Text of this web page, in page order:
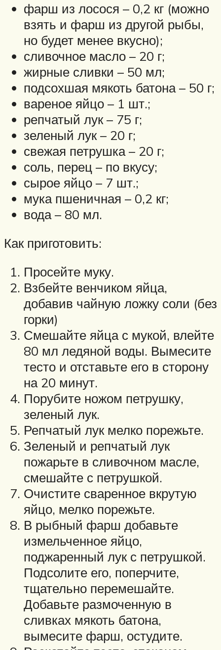
фарш из лосося – 0,2 кг (можно
взять и фарш из другой рыбы,
но будет менее вкусно);
сливочное масло – 20 г;
жирные сливки – 50 мл;
подсохшая мякоть батона – 50 г;
вареное яйцо – 1 шт.;
репчатый лук – 75 г;
зеленый лук – 20 г;
свежая петрушка – 20 г;
соль, перец – по вкусу;
сырое яйцо – 7 шт.;
мука пшеничная – 0,2 кг;
вода – 80 мл.
Как приготовить:
Просейте муку.
Взбейте венчиком яйца,
добавив чайную ложку соли (без
горки)
Смешайте яйца с мукой, влейте
80 мл ледяной воды. Вымесите
тесто и отставьте его в сторону
на 20 минут.
Порубите ножом петрушку,
зеленый лук.
Репчатый лук мелко порежьте.
Зеленый и репчатый лук
пожарьте в сливочном масле,
смешайте с петрушкой.
Очистите сваренное вкрутую
яйцо, мелко порежьте.
В рыбный фарш добавьте
измельченное яйцо,
поджаренный лук с петрушкой.
Подсолите его, поперчите,
тщательно перемешайте.
Добавьте размоченную в
сливках мякоть батона,
вымесите фарш, остудите.